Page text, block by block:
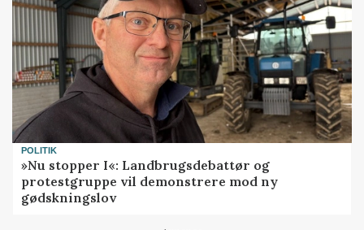
POLITIK
»Nu stopper I«: Landbrugsdebattør og
protestgruppe vil demonstrere mod ny
gødskningslov